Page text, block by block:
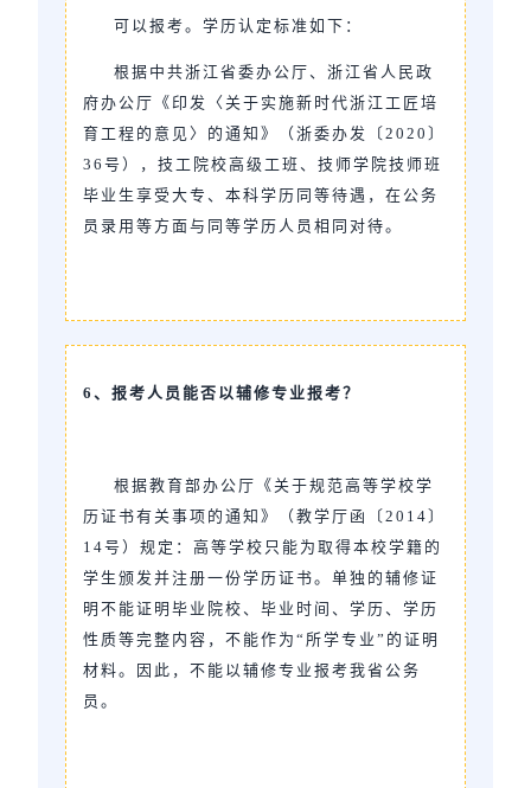
可以报考。学历认定标准如下：
根据中共浙江省委办公厅、浙江省人民政
府办公厅《印发〈关于实施新时代浙江工匠培
育工程的意见〉的通知》（浙委办发〔2020〕
36号），技工院校高级工班、技师学院技师班
毕业生享受大专、本科学历同等待遇，在公务
员录用等方面与同等学历人员相同对待。
6、报考人员能否以辅修专业报考？
根据教育部办公厅《关于规范高等学校学
历证书有关事项的通知》（教学厅函〔2014〕
14号）规定：高等学校只能为取得本校学籍的
学生颁发并注册一份学历证书。单独的辅修证
明不能证明毕业院校、毕业时间、学历、学历
性质等完整内容，不能作为“所学专业”的证明
材料。因此，不能以辅修专业报考我省公务
员。